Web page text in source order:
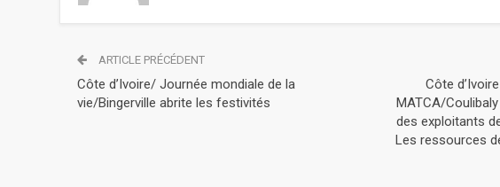
ARTICLE PRÉCÉDENT
Côte d’Ivoire/ Journée mondiale de la
vie/Bingerville abrite les festivités
Côte
MATCA/
des exploitants
Les ressources